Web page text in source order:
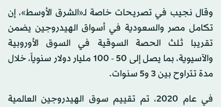
وقال نجيب في تصريحات خاصة لـ«الشرق الأوسط»، إن
تكامل مصر والسعودية في أسواق الهيدروجين يضمن
تقريبا ثلث الحصة السوقية في السوق الأوروبية
والآسيوية، بما يصل إلى 50 - 100 مليار دولار سنوياً، خلال
مدة تتراوح بين 3 و5 سنوات.
في عام 2020، تم تقييم سوق الهيدروجين العالمية